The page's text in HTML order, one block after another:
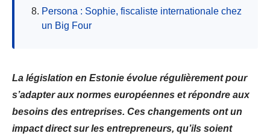
Persona : Sophie, fiscaliste internationale chez
un Big Four
La législation en Estonie évolue régulièrement pour
s’adapter aux normes européennes et répondre aux
besoins des entreprises. Ces changements ont un
impact direct sur les entrepreneurs, qu’ils soient